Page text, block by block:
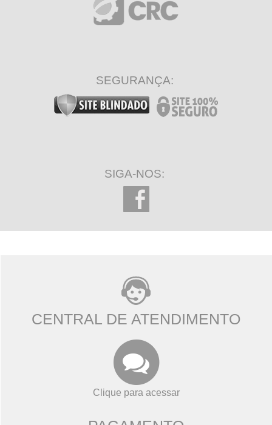
SEGURANÇA:
SIGA-NOS:
CENTRAL DE ATENDIMENTO
Clique para acessar